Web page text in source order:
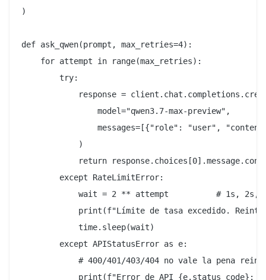
)
def ask_qwen(prompt, max_retries=4):
    for attempt in range(max_retries):
        try:
response =
                model="qwen3.7-max-preview",
messages=[{"role": "user",
            )
return
        except RateLimitError:
wait = 2 ** attempt          # 1s, 2s,
print(f"Límite de tasa excedido.
            time.sleep(wait)
        except APIStatusError as e:
# 400/401/403/404 no vale la pena
print(f"Error de API {e.status_code}: